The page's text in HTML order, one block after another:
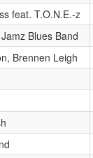
feat. T.O.N.E.-z
Blues Band
Brennen Leigh